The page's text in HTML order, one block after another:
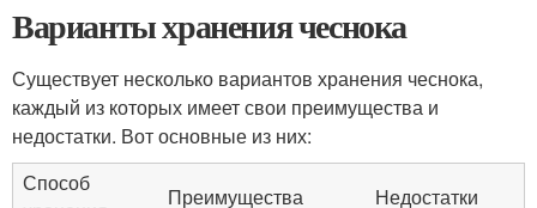
Варианты хранения чеснока
Существует несколько вариантов хранения чеснока,
каждый из которых имеет свои преимущества и
недостатки. Вот основные из них:
Способ
Преимущества Недостатки